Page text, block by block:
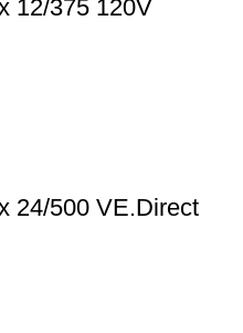
12/375 120V
24/500 VE.Direct